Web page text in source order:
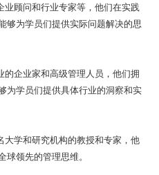
业顾问和行业专家等，他们在实践
够为学员们提供实际问题解决的思
的企业家和高级管理人员，他们拥
为学员们提供具体行业的洞察和实
大学和研究机构的教授和专家，他
球领先的管理思维。